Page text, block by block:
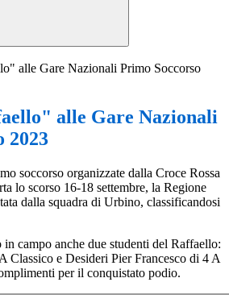
alle Gare Nazionali Primo Soccorso
alle Gare Nazionali
2023
soccorso organizzate dalla Croce Rossa
lo scorso 16-18 settembre, la Regione
dalla squadra di Urbino, classificandosi
campo anche due studenti del Raffaello:
Classico e Desideri Pier Francesco di 4 A
per il conquistato podio.